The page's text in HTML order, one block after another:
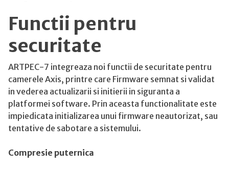
Functii pentru
securitate
ARTPEC-7 integreaza noi functii de securitate pentru
camerele Axis, printre care Firmware semnat si validat
in vederea actualizarii si initierii in siguranta a
platformei software. Prin aceasta functionalitate este
impiedicata initializarea unui firmware neautorizat, sau
tentative de sabotare a sistemului.
Compresie puternica